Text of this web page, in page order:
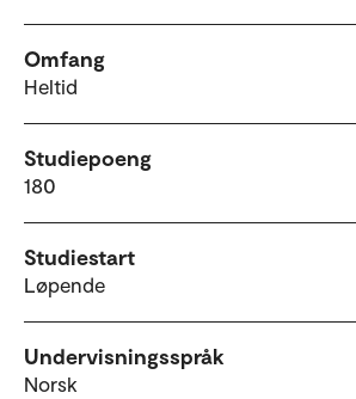
Omfang
Heltid
Studiepoeng
180
Studiestart
Løpende
Undervisningsspråk
Norsk